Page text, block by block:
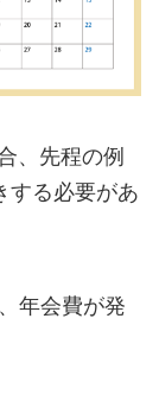
、先程の例
する必要があ
年会費が発